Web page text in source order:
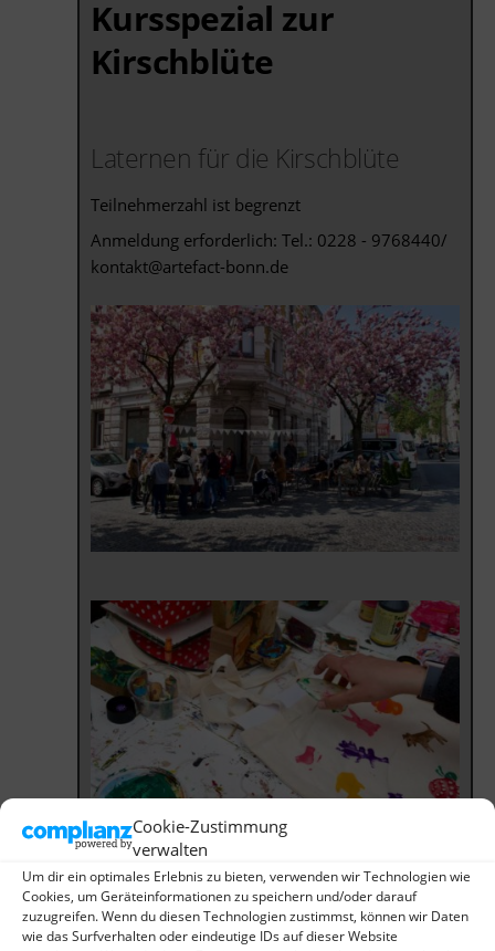
Cookie-Zustimmung
verwalten
Um dir ein optimales Erlebnis zu bieten, verwenden wir Technologien wie
Cookies, um Geräteinformationen zu speichern und/oder darauf
zuzugreifen. Wenn du diesen Technologien zustimmst, können wir Daten
wie das Surfverhalten oder eindeutige IDs auf dieser Website
Kursspezial zur
Kirschblüte
Laternen für die Kirschblüte
Teilnehmerzahl ist begrenzt
Anmeldung erforderlich: Tel.: 0228 - 9768440/
kontakt@artefact-bonn.de